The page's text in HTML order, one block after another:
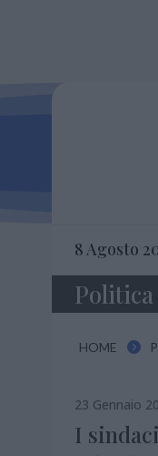
8 Agosto
Politica
HOME 
23 Gennaio
I